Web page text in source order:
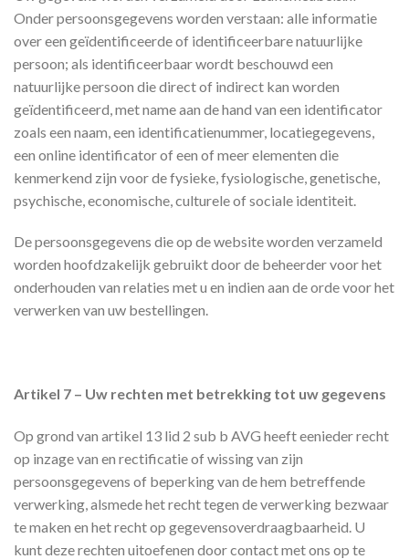
Onder persoonsgegevens worden verstaan: alle informatie
over een geïdentificeerde of identificeerbare natuurlijke
persoon; als identificeerbaar wordt beschouwd een
natuurlijke persoon die direct of indirect kan worden
geïdentificeerd, met name aan de hand van een identificator
zoals een naam, een identificatienummer, locatiegegevens,
een online identificator of een of meer elementen die
kenmerkend zijn voor de fysieke, fysiologische, genetische,
psychische, economische, culturele of sociale identiteit.
De persoonsgegevens die op de website worden verzameld
worden hoofdzakelijk gebruikt door de beheerder voor het
onderhouden van relaties met u en indien aan de orde voor het
verwerken van uw bestellingen.
Artikel 7 – Uw rechten met betrekking tot uw gegevens
Op grond van artikel 13 lid 2 sub b AVG heeft eenieder recht
op inzage van en rectificatie of wissing van zijn
persoonsgegevens of beperking van de hem betreffende
verwerking, alsmede het recht tegen de verwerking bezwaar
te maken en het recht op gegevensoverdraagbaarheid. U
kunt deze rechten uitoefenen door contact met ons op te